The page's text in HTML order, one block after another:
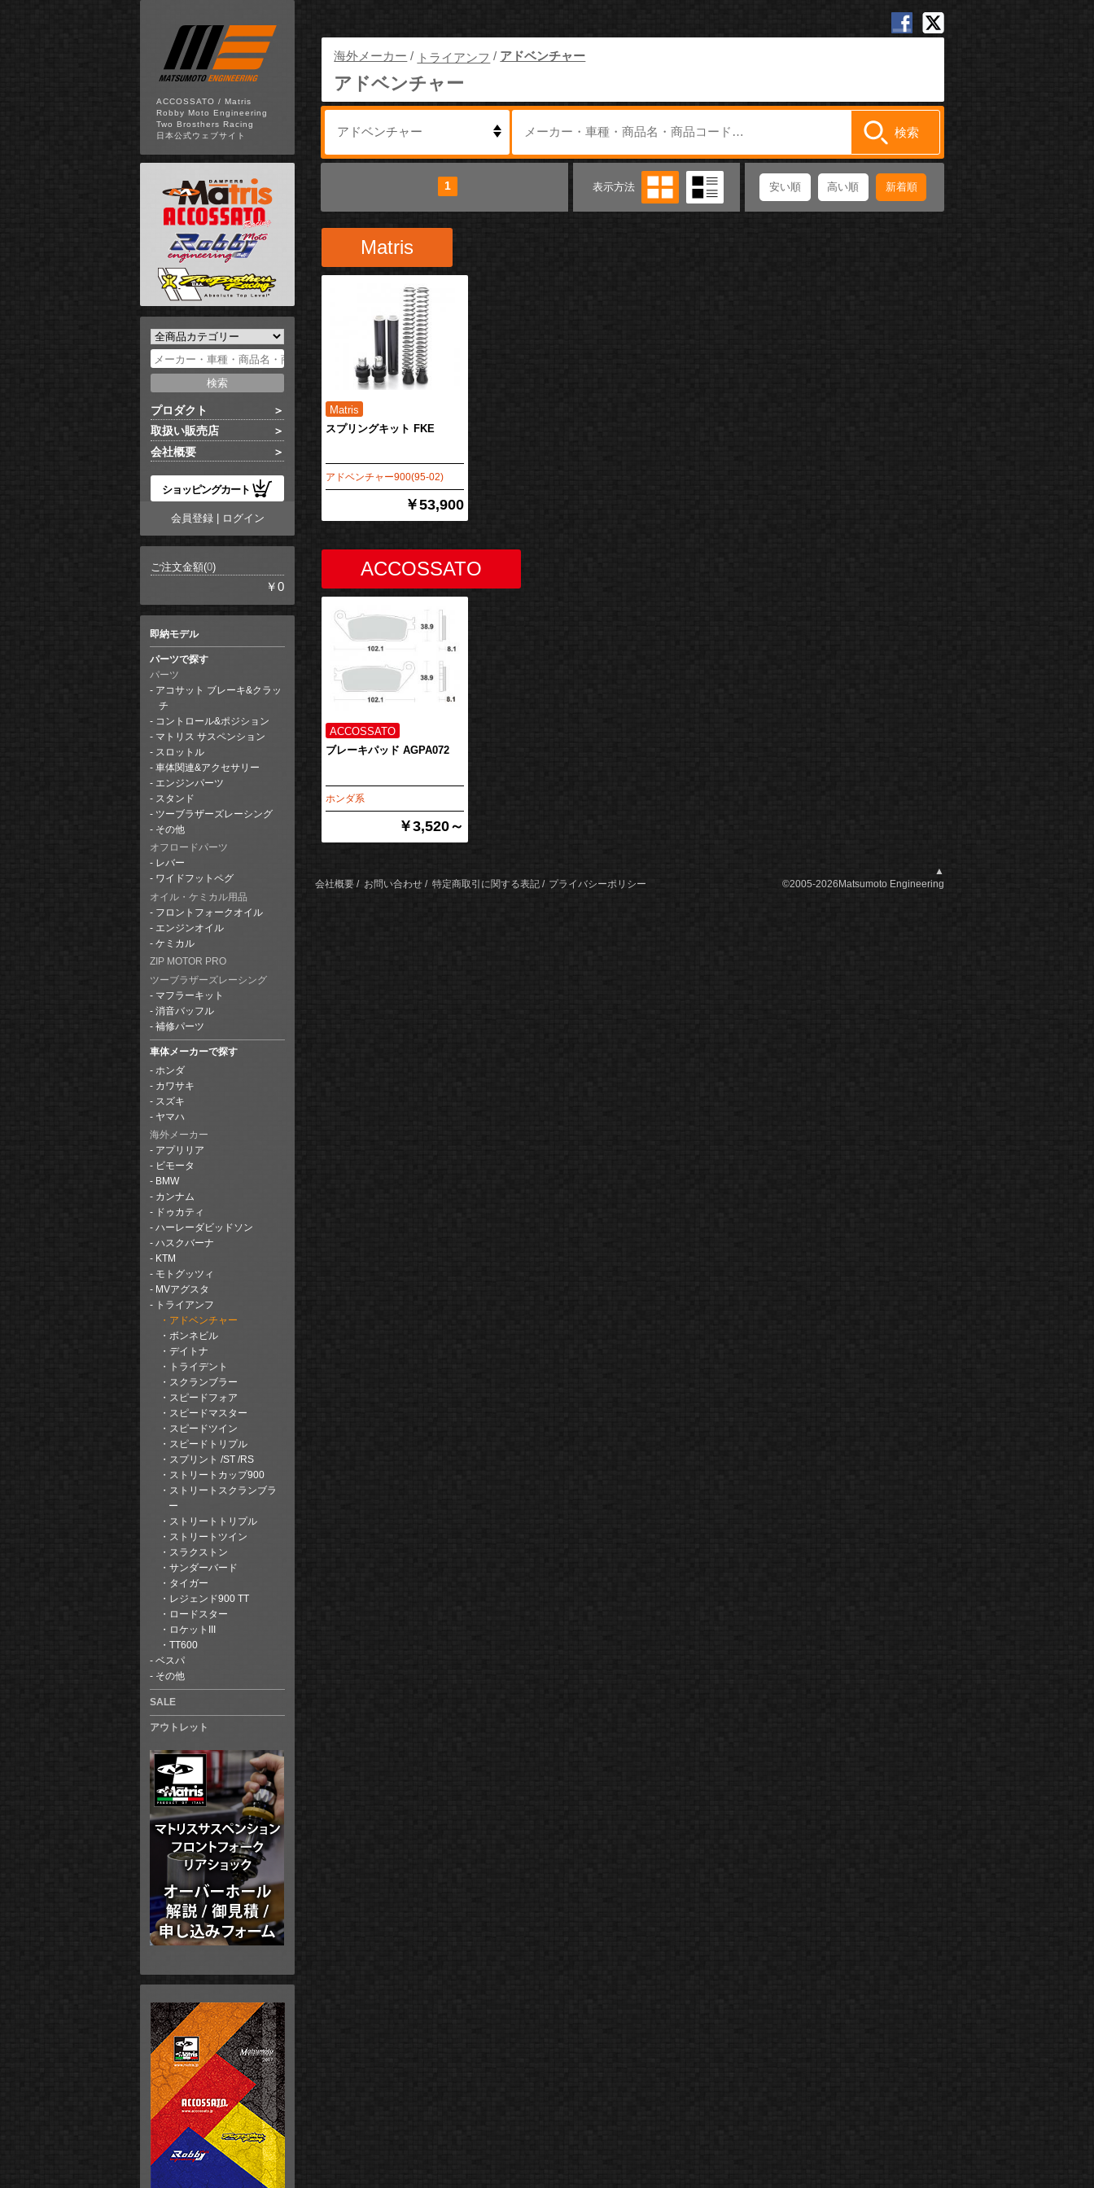
ACCOSSATO / Matris
Robby Moto Engineering
Two Brosthers Racing
日本公式ウェブサイト
プロダクト
取扱い販売店
会社概要
ショッピングカート
会員登録| ログイン
ご注文金額(0)
￥0
即納モデル
パーツで探す
パーツ
アコサット ブレーキ&クラッ
チ
コントロール&ポジション
マトリス サスペンション
スロットル
車体関連&アクセサリー
エンジンパーツ
スタンド
ツーブラザーズレーシング
その他
オフロードパーツ
レバー
ワイドフットペグ
オイル・ケミカル用品
フロントフォークオイル
エンジンオイル
ケミカル
ZIP MOTOR PRO
ツーブラザーズレーシング
マフラーキット
消音バッフル
補修パーツ
車体メーカーで探す
ホンダ
カワサキ
スズキ
ヤマハ
海外メーカー
アプリリア
ビモータ
BMW
カンナム
ドゥカティ
ハーレーダビッドソン
ハスクバーナ
KTM
モトグッツィ
MVアグスタ
トライアンフ
アドベンチャー
ボンネビル
デイトナ
トライデント
スクランブラー
スピードフォア
スピードマスター
スピードツイン
スピードトリプル
スプリント /ST /RS
ストリートカップ900
ストリートスクランブラ
ー
ストリートトリプル
ストリートツイン
スラクストン
サンダーバード
タイガー
レジェンド900 TT
ロードスター
ロケットIII
TT600
ベスパ
その他
SALE
アウトレット
海外メーカー / トライアンフ / アドベンチャー
アドベンチャー
1 表示方法 安い順 高い順 新着順
スプリングキット FKE
アドベンチャー900(95-02)
￥53,900
ブレーキパッド AGPA072
ホンダ系
￥3,520～
会社概要 お問い合わせ 特定商取引に関する表記 プライバシーポリシー
▲
©2005-2026Matsumoto Engineering